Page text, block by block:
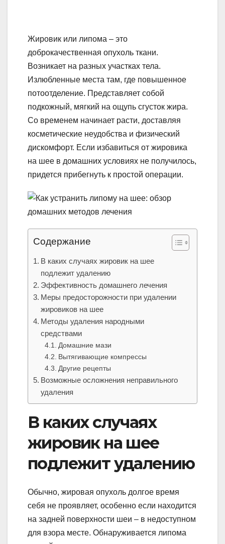
Жировик или липома – это
доброкачественная опухоль ткани.
Возникает на разных участках тела.
Излюбленные места там, где повышенное
потоотделение. Представляет собой
подкожный, мягкий на ощупь сгусток жира.
Со временем начинает расти, доставляя
косметические неудобства и физический
дискомфорт. Если избавиться от жировика
на шее в домашних условиях не получилось,
придется прибегнуть к простой операции.
Содержание
В каких случаях жировик на шее
подлежит удалению
Эффективность домашнего лечения
Меры предосторожности при удалении
жировиков на шее
Методы удаления народными
средствами
Домашние мази
Вытягивающие компрессы
Другие рецепты
Возможные осложнения неправильного
удаления
В каких случаях
жировик на шее
подлежит удалению
Обычно, жировая опухоль долгое время
себя не проявляет, особенно если находится
на задней поверхности шеи – в недоступном
для взора месте. Обнаруживается липома